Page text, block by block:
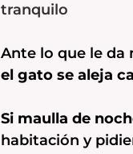
tranquilo
Ante lo que le da
el gato se aleja
Si maulla de
habitación y